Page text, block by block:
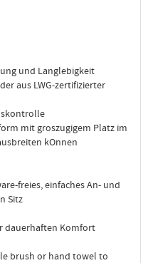
und Langlebigkeit
aus LWG-zertifizierter
mit groszugigem Platz im
kOnnen
freies, einfaches An- und
Sitz
dauerhaften Komfort
brush or hand towel to